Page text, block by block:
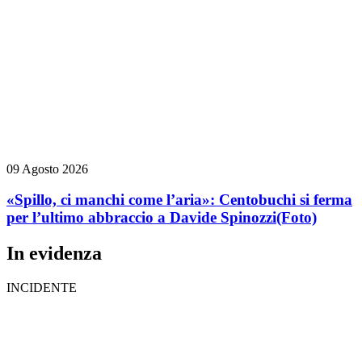
09 Agosto 2026
«Spillo, ci manchi come l’aria»: Centobuchi si ferma
per l’ultimo abbraccio a Davide Spinozzi(Foto)
In evidenza
INCIDENTE